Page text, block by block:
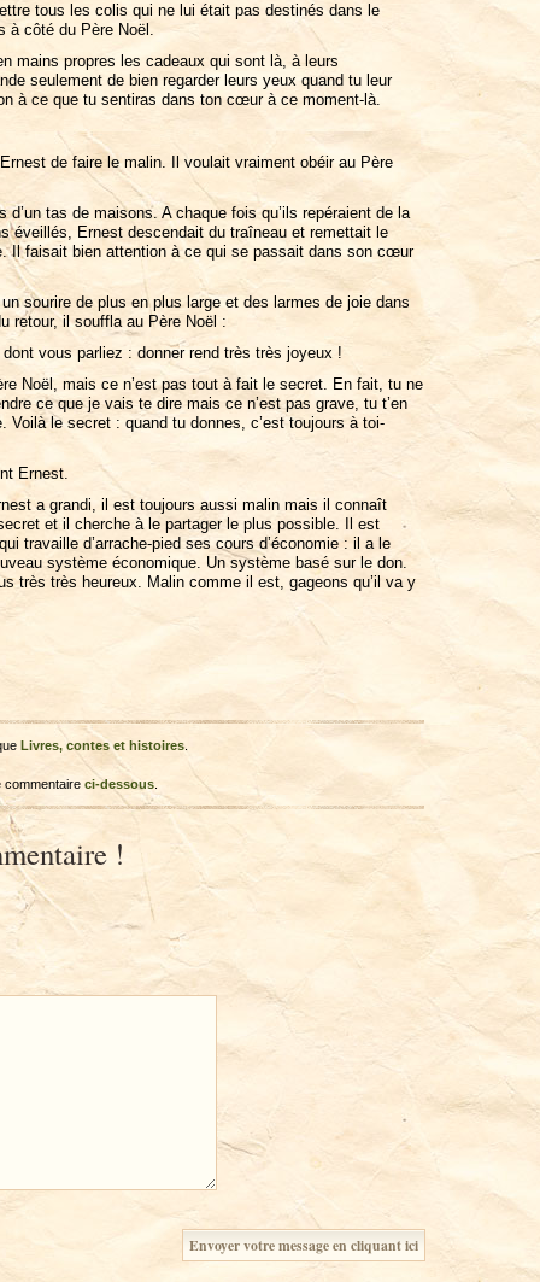
tous les colis qui ne lui était pas destinés dans le
à côté du Père Noël.
mains propres les cadeaux qui sont là, à leurs
seulement de bien regarder leurs yeux quand tu leur
à ce que tu sentiras dans ton cœur à ce moment-là.
de faire le malin. Il voulait vraiment obéir au Père
tas de maisons. A chaque fois qu’ils repéraient de la
éveillés, Ernest descendait du traîneau et remettait le
Il faisait bien attention à ce qui se passait dans son cœur
sourire de plus en plus large et des larmes de joie dans
retour, il souffla au Père Noël :
vous parliez : donner rend très très joyeux !
Noël, mais ce n’est pas tout à fait le secret. En fait, tu ne
ce que je vais te dire mais ce n’est pas grave, tu t’en
Voilà le secret : quand tu donnes, c’est toujours à toi-
Ernest.
a grandi, il est toujours aussi malin mais il connaît
et il cherche à le partager le plus possible. Il est
travaille d’arrache-pied ses cours d’économie : il a le
système économique. Un système basé sur le don.
très très heureux. Malin comme il est, gageons qu’il va y
Livres, contes et histoires
commentaire ci-dessous
!